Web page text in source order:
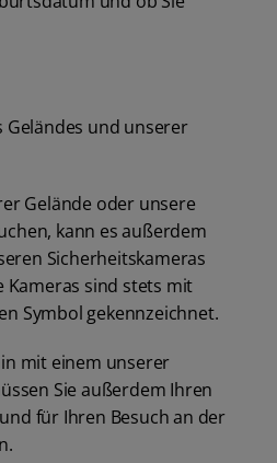
Geländes und unserer
Gelände oder unsere
kann es außerdem
Sicherheitskameras
Kameras sind stets mit
Symbol gekennzeichnet.
mit einem unserer
Sie außerdem Ihren
für Ihren Besuch an der